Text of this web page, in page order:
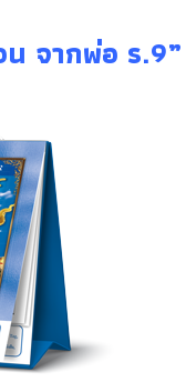
จากพ่อ ร.9”